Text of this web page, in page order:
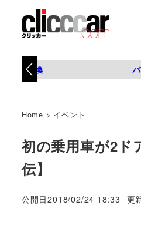
タイヤ交換
Home > イベント
初の乗用車が2ド
伝】
公開日2018/02/24 18:33 更